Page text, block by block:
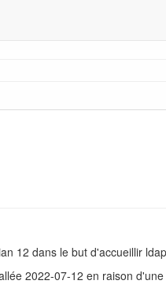
12 dans le but d'accueillir
2022-07-12 en raison